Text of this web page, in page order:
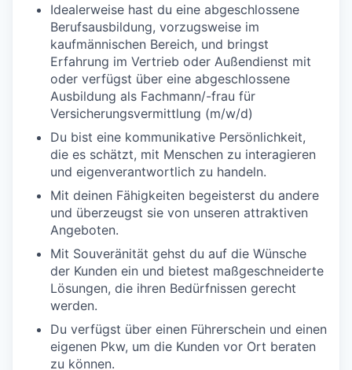
Idealerweise hast du eine abgeschlossene
Berufsausbildung, vorzugsweise im
kaufmännischen Bereich, und bringst
Erfahrung im Vertrieb oder Außendienst mit
oder verfügst über eine abgeschlossene
Ausbildung als Fachmann/-frau für
Versicherungsvermittlung (m/w/d)
Du bist eine kommunikative Persönlichkeit,
die es schätzt, mit Menschen zu interagieren
und eigenverantwortlich zu handeln.
Mit deinen Fähigkeiten begeisterst du andere
und überzeugst sie von unseren attraktiven
Angeboten.
Mit Souveränität gehst du auf die Wünsche
der Kunden ein und bietest maßgeschneiderte
Lösungen, die ihren Bedürfnissen gerecht
werden.
Du verfügst über einen Führerschein und einen
eigenen Pkw, um die Kunden vor Ort beraten
zu können.